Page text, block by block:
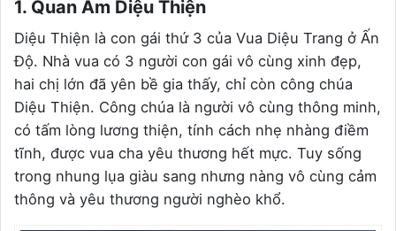
1. Quan Âm Diệu Thiện
Diệu Thiện là con gái thứ 3 của Vua Diệu Trang ở Ấn
Độ. Nhà vua có 3 người con gái vô cùng xinh đẹp,
hai chị lớn đã yên bề gia thấy, chỉ còn công chúa
Diệu Thiện. Công chúa là người vô cùng thông minh,
có tấm lòng lương thiện, tính cách nhẹ nhàng điềm
tĩnh, được vua cha yêu thương hết mực. Tuy sống
trong nhung lụa giàu sang nhưng nàng vô cùng cảm
thông và yêu thương người nghèo khổ.